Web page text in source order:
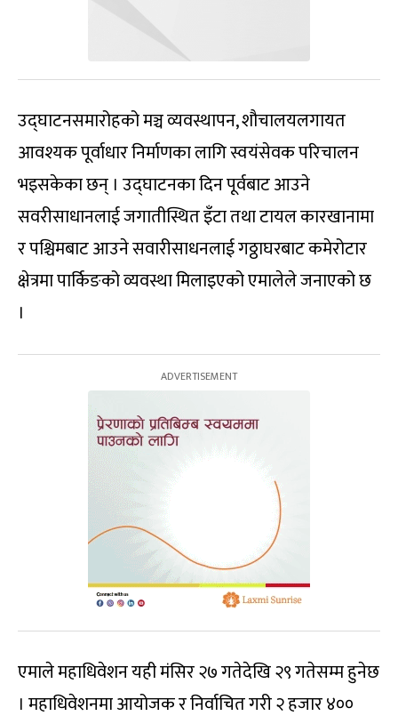
उद्‌घाटनसमारोहको मञ्च व्यवस्थापन, शौचालयलगायत
आवश्यक पूर्वाधार निर्माणका लागि स्वयंसेवक परिचालन
भइसकेका छन् । उद्‌घाटनका दिन पूर्वबाट आउने
सवरीसाधानलाई जगातीस्थित इँटा तथा टायल कारखानामा
र पश्चिमबाट आउने सवारीसाधनलाई गठ्ठाघरबाट कमेरोटार
क्षेत्रमा पार्किङको व्यवस्था मिलाइएको एमालेले जनाएको छ
।
एमाले महाधिवेशन यही मंसिर २७ गतेदेखि २९ गतेसम्म हुनेछ
। महाधिवेशनमा आयोजक र निर्वाचित गरी २ हजार ४००